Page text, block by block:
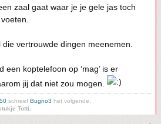
zaal gaat waar je je gele jas toch
vertrouwde dingen meenemen.
een koptelefoon op ‘mag’ is er
jij dat niet zou mogen.
schreef Bugno3 het volgende:
Totti.